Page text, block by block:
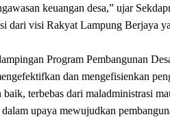
keuangan desa,” ujar
dari visi Rakyat Lampung
Program Pembangunan
dan mengefisienkan
terbebas dari maladministrasi
upaya mewujudkan